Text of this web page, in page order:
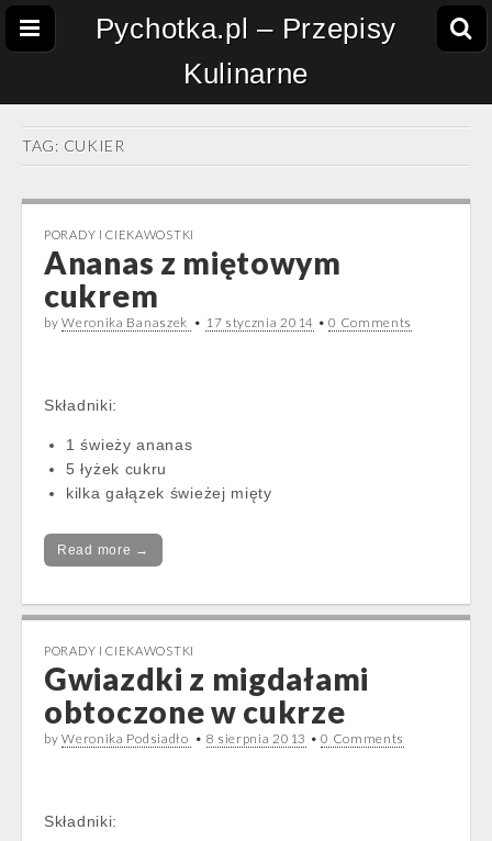
Pychotka.pl – Przepisy
Kulinarne
TAG: CUKIER
PORADY I CIEKAWOSTKI
Ananas z miętowym
cukrem
byWeronika Banaszek • 17 stycznia 2014 •0 Comments
Składniki:
1 świeży ananas
5 łyżek cukru
kilka gałązek świeżej mięty
Read more →
PORADY I CIEKAWOSTKI
Gwiazdki z migdałami
obtoczone w cukrze
byWeronika Podsiadło • 8 sierpnia 2013 •0 Comments
Składniki: